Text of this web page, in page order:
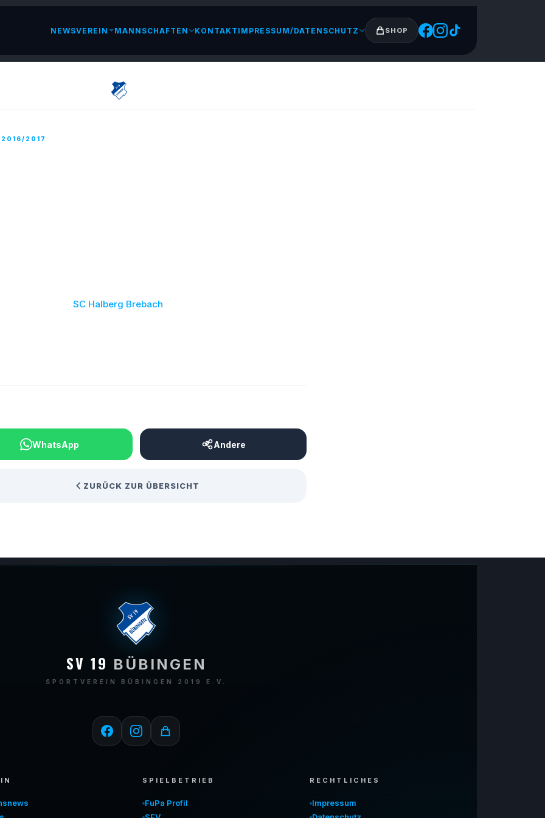
NEWSVEREIN MANNSCHAFTEN KONTAKT IMPRESSUM/DATENSCHUTZ SHOP
2016/2017
SC Halberg Brebach
WhatsApp Andere
ZURÜCK ZUR ÜBERSICHT
SV 19 BÜBINGEN
SPORTVEREIN BÜBINGEN 2019 E.V.
SPIELBETRIEB
FuPa Profil
RECHTLICHES
Impressum